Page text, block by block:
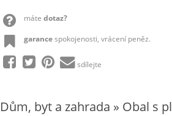
máte dotaz?
garancespokojenosti, vrácení peněz.
sdílejte
Dům, byt a zahrada » Obal s